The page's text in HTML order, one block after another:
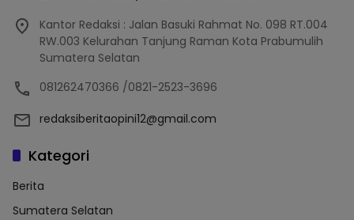
Kantor Redaksi : Jalan Basuki Rahmat No. 098 RT.004
RW.003 Kelurahan Tanjung Raman Kota Prabumulih
Sumatera Selatan
081262470366 /0821-2523-3696
redaksiberitaopini12@gmail.com
Kategori
Berita
Sumatera Selatan